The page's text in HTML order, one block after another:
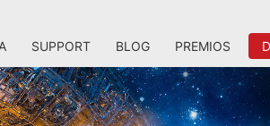
SUPPORT BLOG PREMIOS